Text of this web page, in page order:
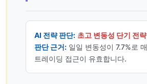
AI 전략 판단: 초고 변동성 단기 전략
판단 근거: 일일 변동성이 7.7%로
트레이딩 접근이 유효합니다.